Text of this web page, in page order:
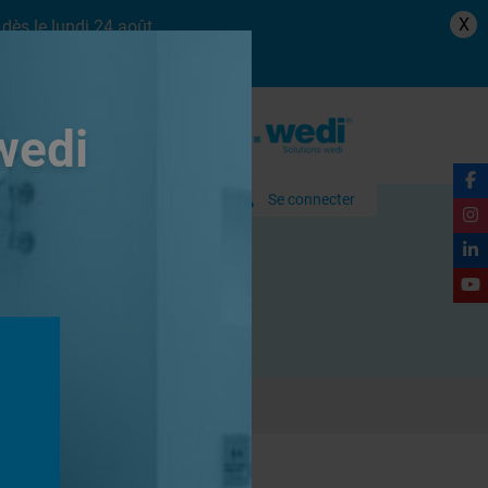
le lundi 24 août. X
Se connecter